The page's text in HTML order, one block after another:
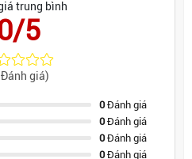
trung bình
5
giá)
0Đánh giá
0Đánh giá
0Đánh giá
0Đánh giá